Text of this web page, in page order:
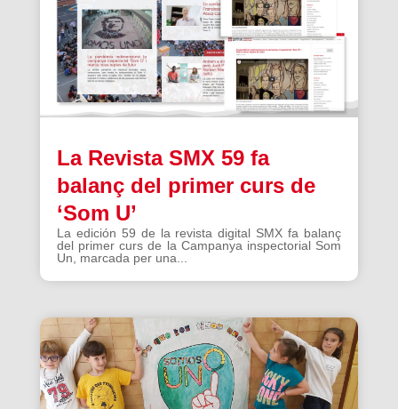
La Revista SMX 59 fa
balanç del primer curs de
‘Som U’
La edición 59 de la revista digital SMX fa balanç
del primer curs de la Campanya inspectorial Som
Un, marcada per una...